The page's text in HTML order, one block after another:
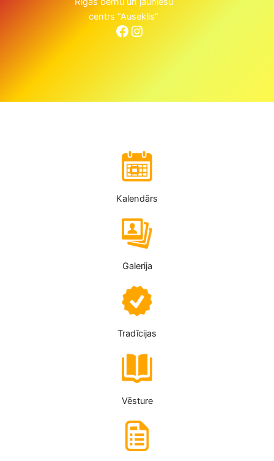
centrs “Auseklis”
Facebook Instagram
Kalendārs
Galerija
Tradīcijas
Vēsture